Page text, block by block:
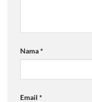
Nama*
Email *